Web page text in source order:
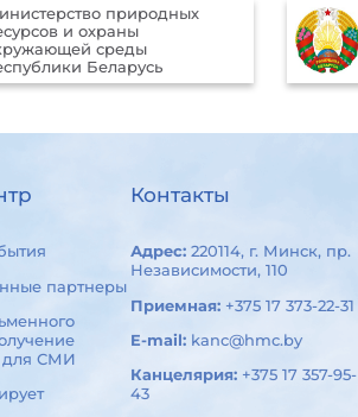
природных
и охраны
среды
Беларусь
партнеры
для СМИ
Контакты
Адрес:220114, г. Минск, пр.
Независимости, 110
Приемная:+375 17 373-22-31
E-mail: kanc@hmc.by
Канцелярия:+375 17 357-95-
43